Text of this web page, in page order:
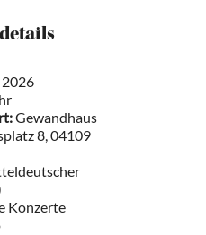
Gewandhaus
8, 04109
Konzerte